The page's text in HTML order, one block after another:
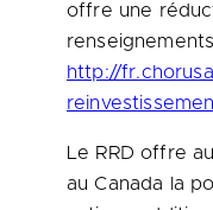
offre une
http://
Le RRD offre
auCanada la